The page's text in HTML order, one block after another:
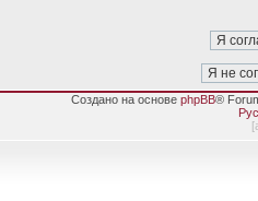
Создано на основе phpBB®
[